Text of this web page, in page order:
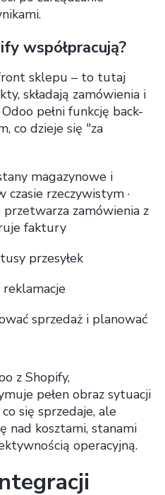
współpracują?
sklepu – to tutaj
składają zamówienia i
pełni funkcję back-
co dzieje się "za
magazynowe i
czasie rzeczywistym ·
zamówienia z
faktury
przesyłek
sprzedaż i planować
z Shopify,
pełen obraz sytuacji
się sprzedaje, ale
nad kosztami, stanami
operacyjną.